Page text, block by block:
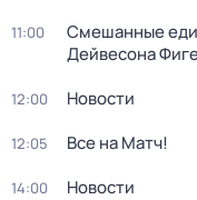
11:00
Смешанные
Дейвесона
12:00 Новости
12:05 Все на Матч!
14:00 Новости